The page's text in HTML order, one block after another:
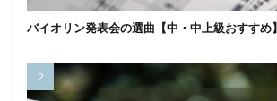
バイオリン発表会の選曲【中・中上級おすすめ】